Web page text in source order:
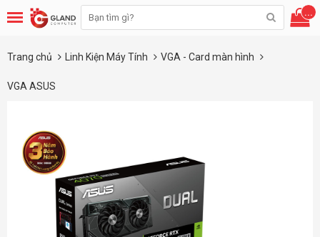
...
Trang chủ Linh Kiện Máy Tính VGA - Card màn hình
VGA ASUS